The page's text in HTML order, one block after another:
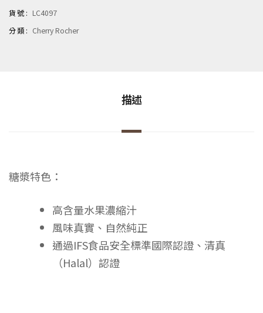
貨號: LC4097
分類: Cherry Rocher
描述
糖漿特色：
高含量水果濃縮汁
風味真實、自然純正
通過IFS食品安全標準國際認證、清真
（Halal）認證